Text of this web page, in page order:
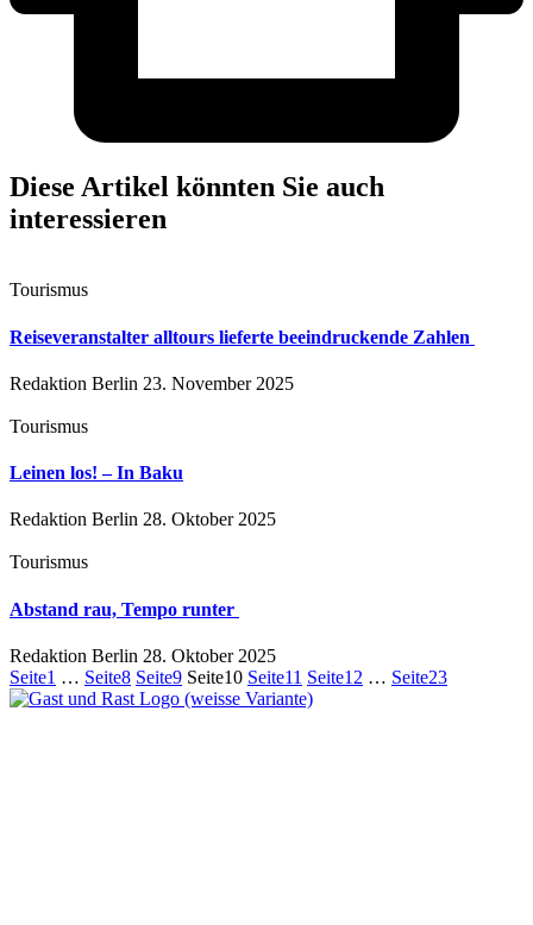
Diese Artikel könnten Sie auch
interessieren
Tourismus
Reiseveranstalter alltours lieferte beeindruckende Zahlen
Redaktion Berlin 23. November 2025
Tourismus
Leinen los! – In Baku
Redaktion Berlin 28. Oktober 2025
Tourismus
Abstand rau, Tempo runter
Redaktion Berlin 28. Oktober 2025
Seite1 … Seite8 Seite9 Seite10 Seite11 Seite12 … Seite23